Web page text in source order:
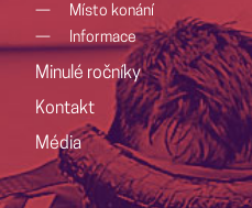
—
Místo konání
—
Informace
Minulé ročníky
Kontakt
Média